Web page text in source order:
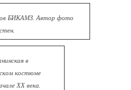
БИКАМЗ. Автор фото
в
костюме
ХХ века,